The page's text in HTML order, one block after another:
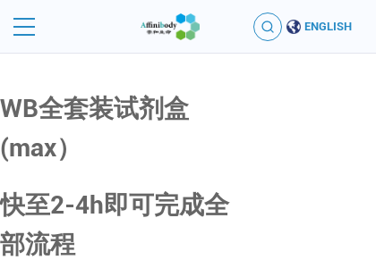
ENGLISH
WB全套装试剂盒
(max）
快至2-4h即可完成全
部流程